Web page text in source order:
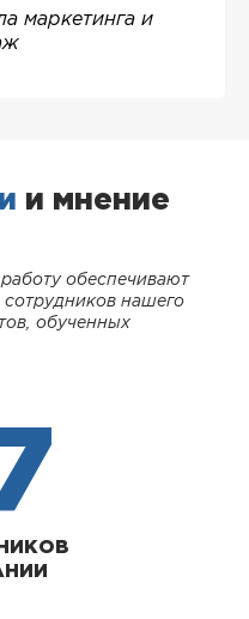
маркетинга и
и мнение
обеспечивают
нашего
обученных